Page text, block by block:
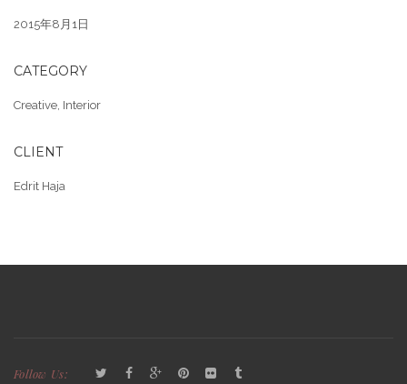
2015年8月1日
CATEGORY
Creative, Interior
CLIENT
Edrit Haja
Follow Us: